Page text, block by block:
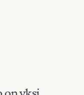
on yksi